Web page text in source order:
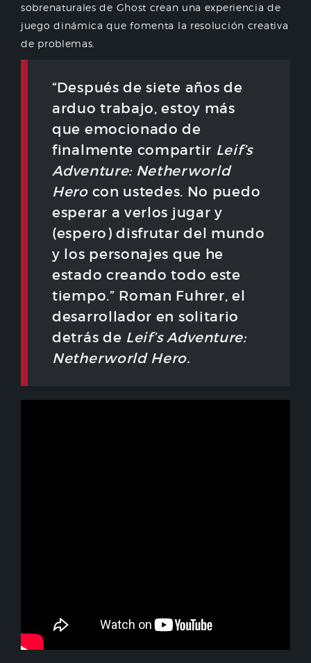
sobrenaturales de Ghost crean una experiencia de
juego dinámica que fomenta la resolución creativa
de problemas.
“Después de siete años de
arduo trabajo, estoy más
que emocionado de
finalmente compartir Leif’s
Adventure: Netherworld
Herocon ustedes. No puedo
esperar a verlos jugar y
(espero) disfrutar del mundo
y los personajes que he
estado creando todo este
tiempo.” Roman Fuhrer, el
desarrollador en solitario
detrás de Leif’s Adventure:
Netherworld Hero.